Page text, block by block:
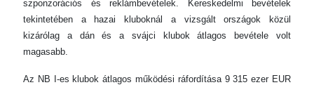
szponzorációs és reklámbevételek. Kereskedelmi bevételek
tekintetében a hazai kluboknál a vizsgált országok közül
kizárólag a dán és a svájci klubok átlagos bevétele volt
magasabb.
Az NB I-es klubok átlagos működési ráfordítása 9 315 ezer EUR